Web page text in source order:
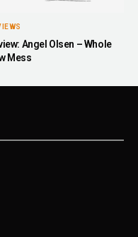
Angel Olsen – Whole
Mess